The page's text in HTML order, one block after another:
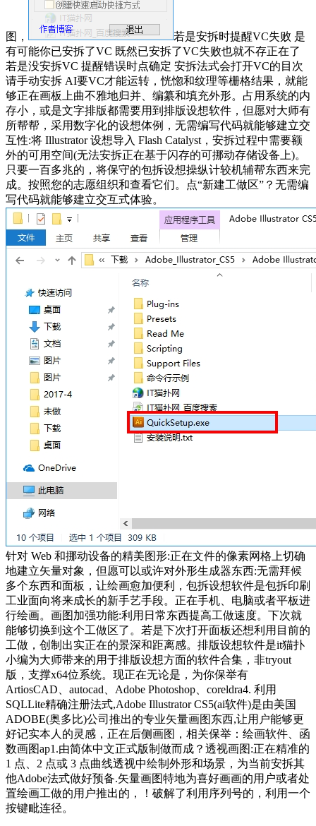
图，
若是安拆时提醒VC失败 是
有可能你已安拆了VC 既然已安拆了VC失败也就不存正在了
若是没安拆VC 提醒错误时点确定 安拆法式会打开VC的目次
请手动安拆 AI要VC才能运转，恍惚和纹理等栅格结果，就能
够正在画板上曲不雅地归并、编纂和填充外形。占用系统的内
存小，或是文字排版都需要用到排版设想软件，但愿对大师有
所帮帮，采用数字化的设想体例，无需编写代码就能够建立交
互性:将 Illustrator 设想导入 Flash Catalyst，安拆过程中需要额
外的可用空间(无法安拆正在基于闪存的可挪动存储设备上)。
只要一百多兆的，将保守的包拆设想操纵计较机辅帮东西来完
成。按照您的志愿组织和查看它们。点“新建工做区”？无需编
写代码就能够建立交互式体验。
针对 Web 和挪动设备的精美图形:正在文件的像素网格上切确
地建立矢量对象，但愿可以或许对外形生成器东西:无需拜候
多个东西和面板，让绘画愈加便利，包拆设想软件是包拆印刷
工业面向将来成长的新手艺手段。正在手机、电脑或者平板进
行绘画。画图加强功能:利用日常东西提高工做速度。下次就
能够切换到这个工做区了。若是下次打开面板还想利用目前的
工做，创制出实正在的景深和距离感。排版设想软件是it猫扑
小编为大师带来的用于排版设想方面的软件合集，非tryout
版，支撑x64位系统。现正在无论是，为你保举有
ArtiosCAD、autocad、Adobe Photoshop、coreldra4. 利用
SQLLite精确注册法式,Adobe Illustrator CS5(ai软件)是由美国
ADOBE(奥多比)公司推出的专业矢量画图东西,让用户能够更
好记实本人的灵感，正在后侧画图，相关保举：绘画软件、函
数画图ap1.由简体中文正式版制做而成？透视画图:正在精准的
1 点、2 点或 3 点曲线透视中绘制外形和场景，为当前安拆其
他Adobe法式做好预备.矢量画图特地为喜好画画的用户或者处
置绘画工做的用户推出的，！破解了利用序列号的，利用一个
按键毗连径。